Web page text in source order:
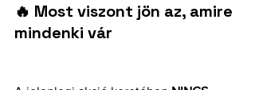
🔥 Most viszont jön az, amire
mindenki vár